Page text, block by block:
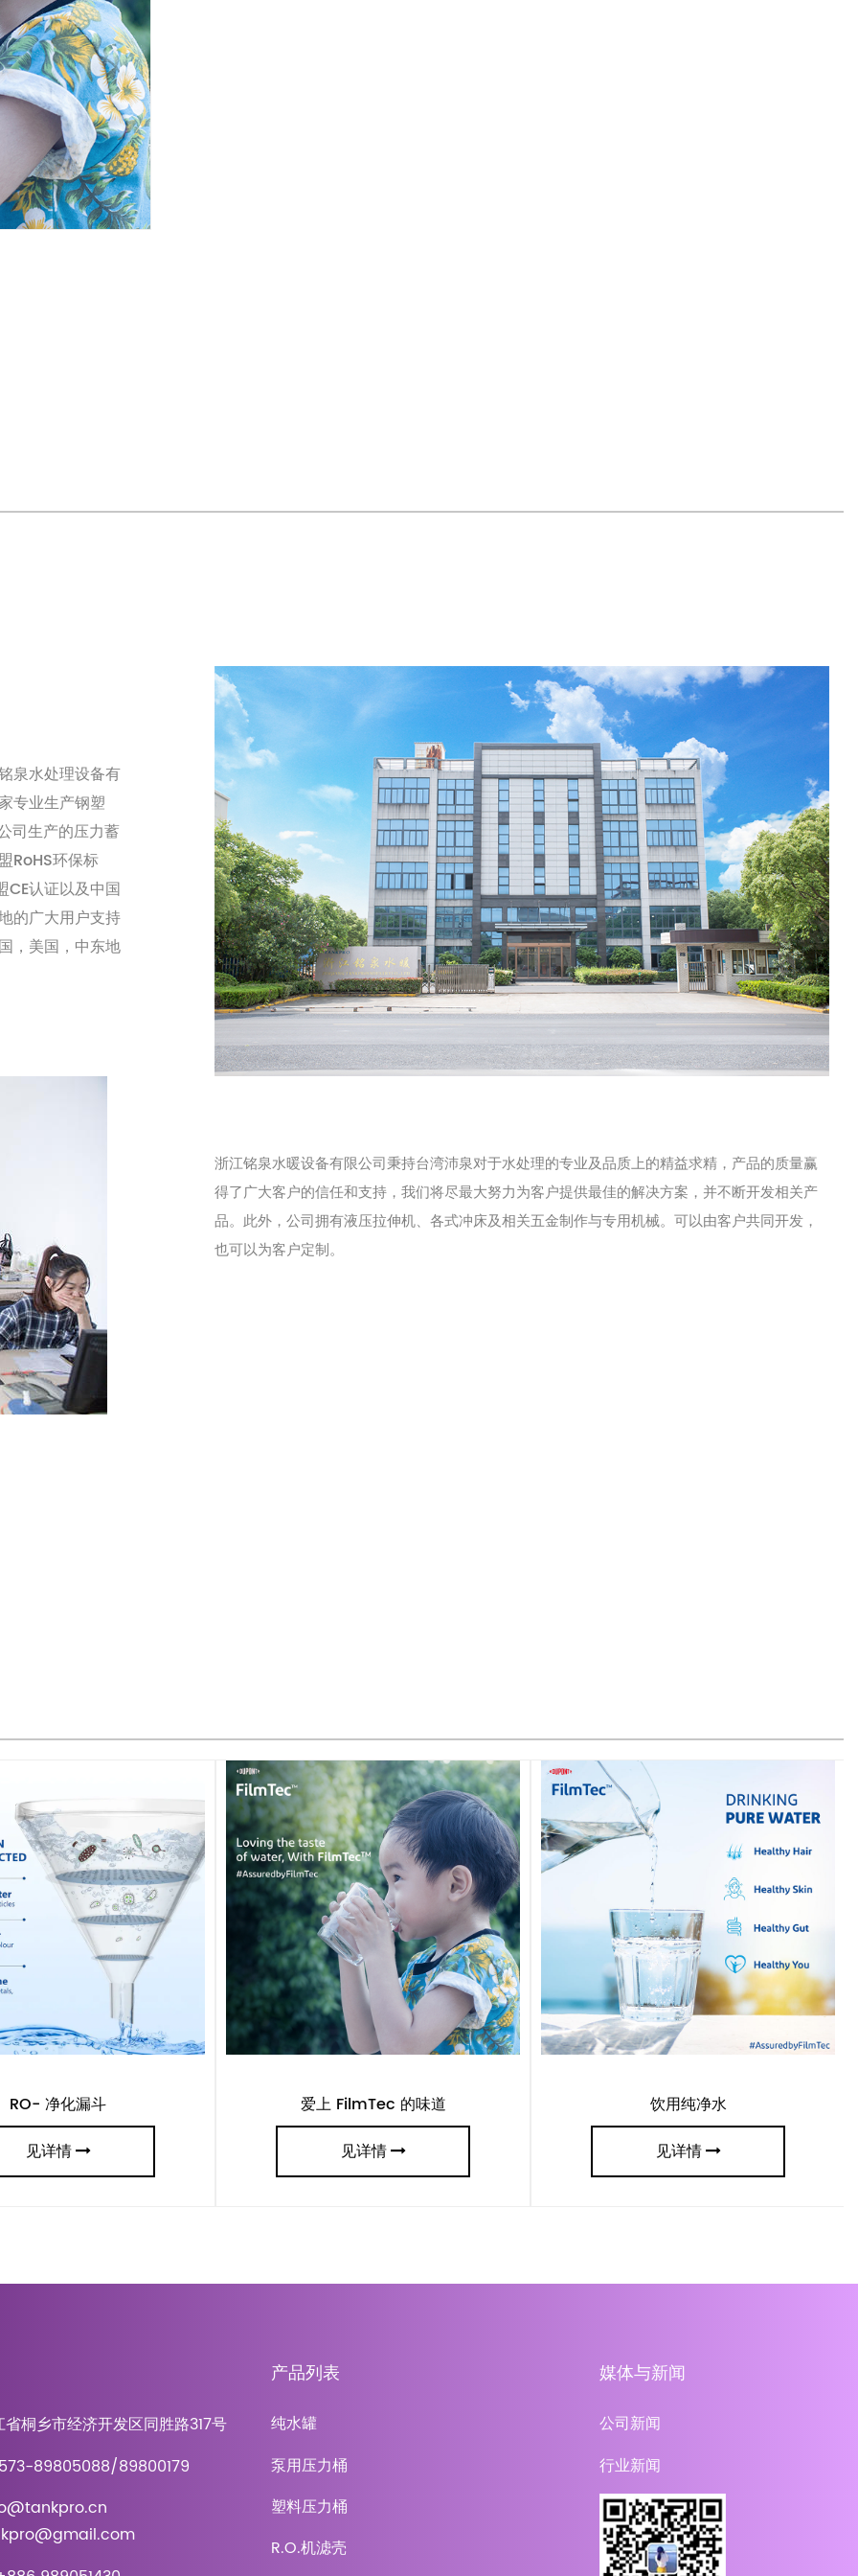
泉水处理设备有
专业生产钢塑
司生产的压力蓄
RoHS环保标
CE认证以及中国
的广大用户支持
，美国，中东地
浙江铭泉水暖设备有限公司秉持台湾沛泉对于水处理的专业及品质上的精益求精，产品的质量赢
得了广大客户的信任和支持，我们将尽最大努力为客户提供最佳的解决方案，并不断开发相关产
品。此外，公司拥有液压拉伸机、各式冲床及相关五金制作与专用机械。可以由客户共同开发，
也可以为客户定制。
RO- 净化漏斗
见详情
爱上 FilmTec 的味道
见详情
饮用纯净水
见详情
桐乡市经济开发区同胜路317号
89805088/89800179
产品列表
纯水罐
泵用压力桶
塑料压力桶
R.O.机滤壳
媒体与新闻
公司新闻
行业新闻